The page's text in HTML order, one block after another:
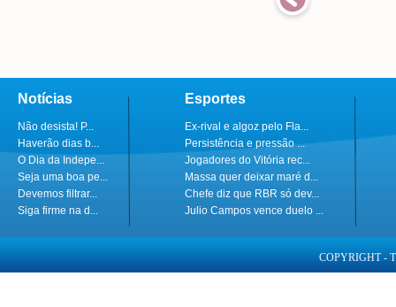
Notícias
Não desista! P...
Haverão dias b...
O Dia da Indepe...
Seja uma boa pe...
Devemos filtrar...
Siga firme na d...
Esportes
Ex-rival e algoz pelo Fla...
Persistência e pressão ...
Jogadores do Vitória rec...
Massa quer deixar maré d...
Chefe diz que RBR só dev...
Julio Campos vence duelo ...
COPYRIGHT -